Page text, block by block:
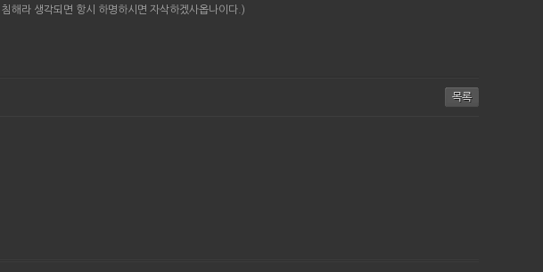
해라 생각되면 항시 하명하시면 자삭하겠사옵나이다.)